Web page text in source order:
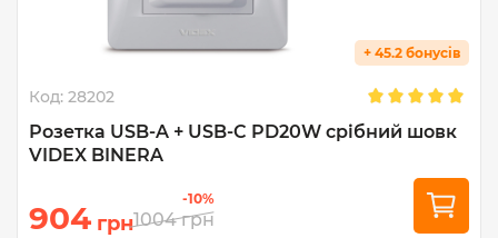
+ 45.2 бонусів
Код: 28202
Розетка USB-A + USB-C PD20W срібний шовк
VIDEX BINERA
904 грн
-10%
1004 грн